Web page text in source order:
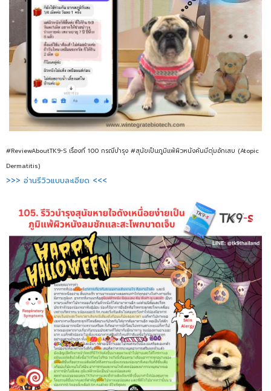
#ReviewAboutTK9-S เรื่องที่ 100 กรณีบำรุง #สุนัขเป็นภูมิแพ้ผิวหนังคันมีตุ่มอักเสบ (Atopic
Dermatitis)
>>> อ่านรีวิวแบบละเอียด <<<